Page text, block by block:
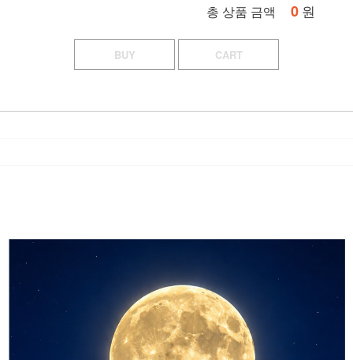
총 상품 금액 0 원
BUY CART